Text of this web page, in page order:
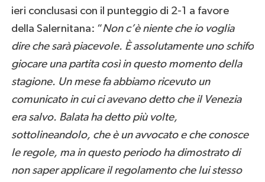
ieri conclusasi con il punteggio di 2-1 a favore
della Salernitana: “Non c’è niente che io voglia
dire che sarà piacevole. È assolutamente uno schifo
giocare una partita così in questo momento della
stagione. Un mese fa abbiamo ricevuto un
comunicato in cui ci avevano detto che il Venezia
era salvo. Balata ha detto più volte,
sottolineandolo, che è un avvocato e che conosce
le regole, ma in questo periodo ha dimostrato di
non saper applicare il regolamento che lui stesso